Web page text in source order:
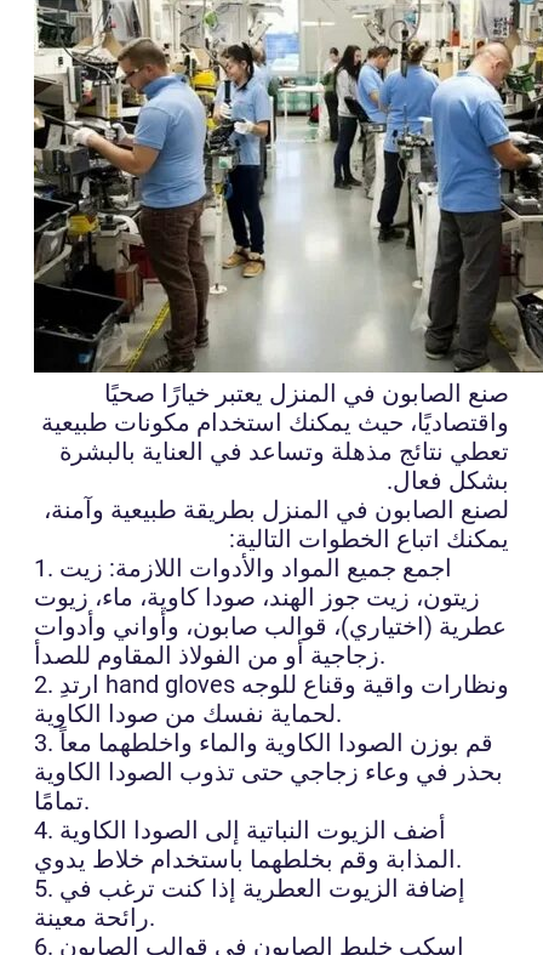
صنع الصابون في المنزل يعتبر خيارًا صحيًا
واقتصاديًا، حيث يمكنك استخدام مكونات طبيعية
تعطي نتائج مذهلة وتساعد في العناية بالبشرة
بشكل فعال.
لصنع الصابون في المنزل بطريقة طبيعية وآمنة،
يمكنك اتباع الخطوات التالية:
1. اجمع جميع المواد والأدوات اللازمة: زيت
زيتون، زيت جوز الهند، صودا كاوية، ماء، زيوت
عطرية (اختياري)، قوالب صابون، وأواني وأدوات
زجاجية أو من الفولاذ المقاوم للصدأ.
2. ارتدِ hand gloves ونظارات واقية وقناع للوجه
لحماية نفسك من صودا الكاوية.
3. قم بوزن الصودا الكاوية والماء واخلطهما معاً
بحذر في وعاء زجاجي حتى تذوب الصودا الكاوية
تمامًا.
4. أضف الزيوت النباتية إلى الصودا الكاوية
المذابة وقم بخلطهما باستخدام خلاط يدوي.
5. إضافة الزيوت العطرية إذا كنت ترغب في
رائحة معينة.
6. اسكب خليط الصابون في قوالب الصابون